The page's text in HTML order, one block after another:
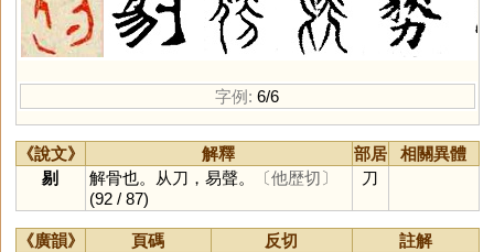
字例: 6/6
《說文》 解釋 部居
相關異體
剔
解骨也。从刀，易聲。
〔他歴切〕
(92 / 87)
刀
《廣韻》 頁碼 反切
註解